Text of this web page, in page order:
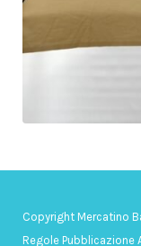
Copyright Mercatino
Regole Pubblicazione